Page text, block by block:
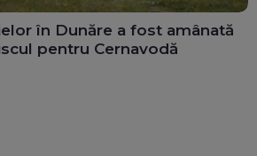
în Dunăre a fost amânată
pentru Cernavodă